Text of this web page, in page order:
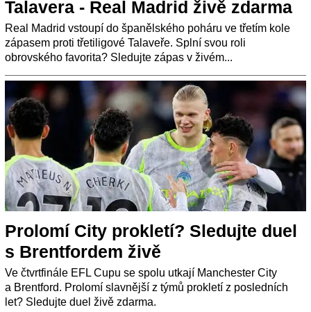
Talavera - Real Madrid živě zdarma
Real Madrid vstoupí do španělského poháru ve třetím kole
zápasem proti třetiligové Talaveře. Splní svou roli
obrovského favorita? Sledujte zápas v živém...
Prolomí City prokletí? Sledujte duel
s Brentfordem živě
Ve čtvrtfinále EFL Cupu se spolu utkají Manchester City
a Brentford. Prolomí slavnější z týmů prokletí z posledních
let? Sledujte duel živě zdarma.